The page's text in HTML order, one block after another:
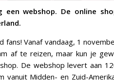
een webshop. De online
fans! Vanaf vandaag, 1
af te reizen, maar kun je
De webshop levert aan
vanuit Midden- en Zuid-